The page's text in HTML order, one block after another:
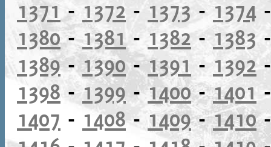
1371 - 1372 - 1373 - 1374
1380-1381- 1382 - 1383
1389-1390-1391 -1392
1398 -1399 -1400-1401
1407 - 1408-1409-1410